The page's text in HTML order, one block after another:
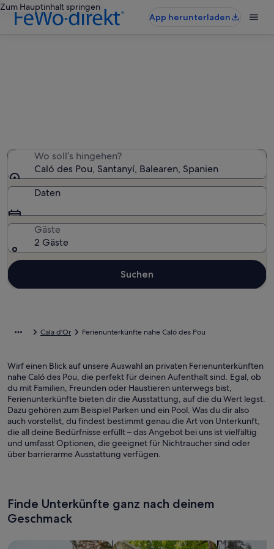
Zum Hauptinhalt springen
App herunterladen
Wo soll’s hingehen?
Caló des Pou, Santanyí, Balearen, Spanien
Daten
Gäste
2 Gäste
Suchen
Cala d'Or Ferienunterkünfte nahe Caló des Pou
Wirf einen Blick auf unsere Auswahl an privaten Ferienunterkünften
nahe Caló des Pou, die perfekt für deinen Aufenthalt sind. Egal, ob
du mit Familien, Freunden oder Haustieren unterwegs bist,
Ferienunterkünfte bieten dir die Ausstattung, auf die du Wert legst.
Dazu gehören zum Beispiel Parken und ein Pool. Was du dir also
auch vorstellst, du findest bestimmt genau die Art von Unterkunft,
die all deine Bedürfnisse erfüllt – das Angebot bei uns ist vielfältig
und umfasst Optionen, die geeignet für Nichtraucher sind oder
über barrierarme Ausstattung verfügen.
Finde Unterkünfte ganz nach deinem
Geschmack
Suche nach FerienhäusernSuche nach Ferienwohnungen oder
Suche nach